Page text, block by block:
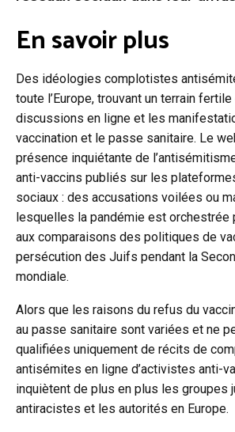
En savoir plus
Des idéologies complotistes
toute l’Europe, trouvant un terrain
discussions en ligne et les
vaccination et le passe sanitaire. Le
présence inquiétante de
anti-vaccins publiés sur les
sociaux : des accusations voilées ou
lesquelles la pandémie est orchestrée
aux comparaisons des politiques de
persécution des Juifs pendant la
mondiale.
Alors que les raisons du refus du
au passe sanitaire sont variées et ne
qualifiées uniquement de récits de
antisémites en ligne d’activistes anti-
inquiètent de plus en plus les groupes
antiracistes et les autorités en Europe.